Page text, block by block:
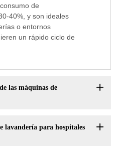
de
40%, y son ideales
o entornos
un rápido ciclo de
las máquinas de
lavandería para hospitales